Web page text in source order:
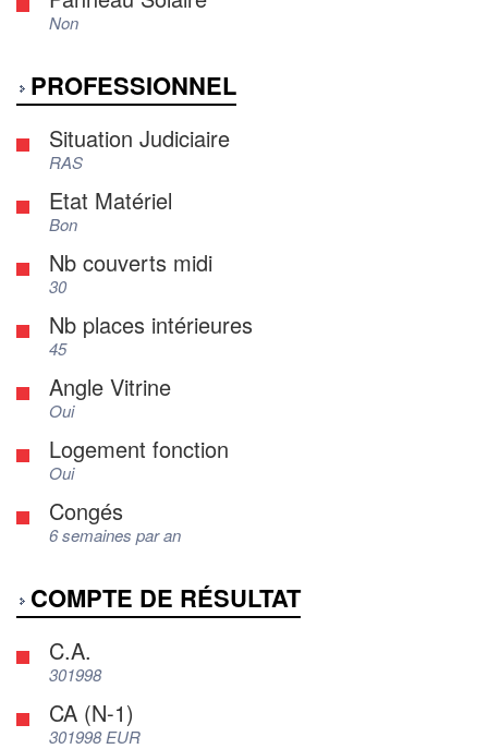
Non
PROFESSIONNEL
Situation Judiciaire
RAS
Etat Matériel
Bon
Nb couverts midi
30
Nb places intérieures
45
Angle Vitrine
Oui
Logement fonction
Oui
Congés
6 semaines par an
COMPTE DE RÉSULTAT
C.A.
301998
CA (N-1)
301998 EUR